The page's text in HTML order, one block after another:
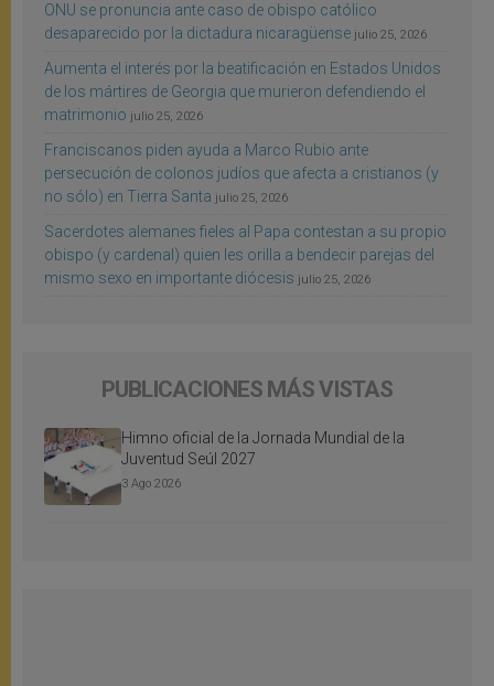
ONU se pronuncia ante caso de obispo católico
desaparecido por la dictadura nicaragüense julio 25, 2026
Aumenta el interés por la beatificación en Estados Unidos
de los mártires de Georgia que murieron defendiendo el
matrimonio julio 25, 2026
Franciscanos piden ayuda a Marco Rubio ante
persecución de colonos judíos que afecta a cristianos (y
no sólo) en Tierra Santa julio 25, 2026
Sacerdotes alemanes fieles al Papa contestan a su propio
obispo (y cardenal) quien les orilla a bendecir parejas del
mismo sexo en importante diócesis julio 25, 2026
PUBLICACIONES MÁS VISTAS
Himno oficial de la Jornada Mundial de la
Juventud Seúl 2027
3 Ago 2026